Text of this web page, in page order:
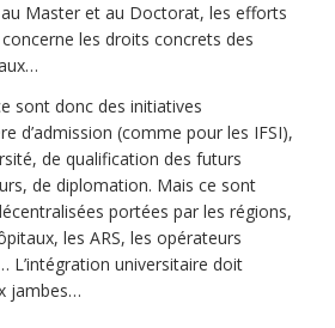
Master et au Doctorat, les efforts
les droits concrets des
sont donc des initiatives
d’admission (comme pour les IFSI),
de qualification des futurs
de diplomation. Mais ce sont
portées par les régions,
les ARS, les opérateurs
L’intégration universitaire doit
jambes…